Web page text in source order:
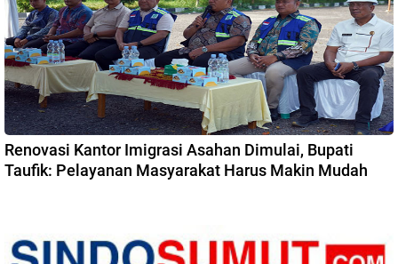
Renovasi Kantor Imigrasi Asahan Dimulai, Bupati
Taufik: Pelayanan Masyarakat Harus Makin Mudah